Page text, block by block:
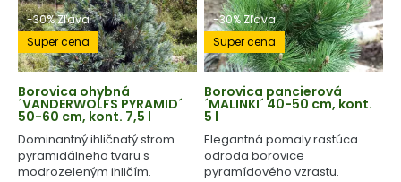
-30% Zľava
Super cena
Borovica ohybná
´VANDERWOLFS PYRAMID´
50-60 cm, kont. 7,5 l
Dominantný ihličnatý strom
pyramidálneho tvaru s
modrozeleným ihličím.
-30% Zľava
Super cena
Borovica pancierová
´MALINKI´ 40-50 cm, kont.
5 l
Elegantná pomaly rastúca
odroda borovice
pyramídového vzrastu.